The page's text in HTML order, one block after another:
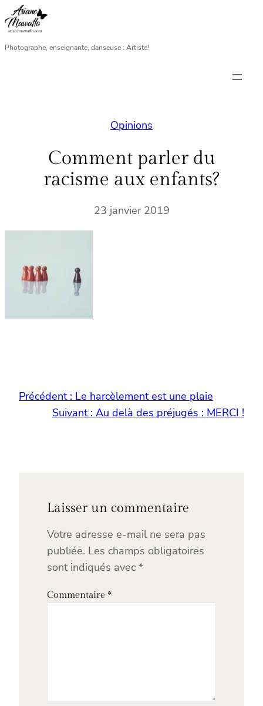
Aller
au
contenu
Photographe, enseignante, danseuse : Artiste!
Opinions
Comment parler du
racisme aux enfants?
23 janvier 2019
Précédent : Le harcèlement est une plaie
Suivant : Au delà des préjugés : MERCI !
Laisser un commentaire
Votre adresse e-mail ne sera pas
publiée. Les champs obligatoires
sont indiqués avec *
Commentaire *